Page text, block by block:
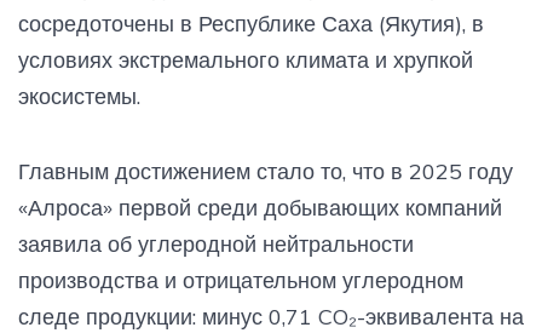
сосредоточены в Республике Саха (Якутия), в
условиях экстремального климата и хрупкой
экосистемы.
Главным достижением стало то, что в 2025 году
«Алроса» первой среди добывающих компаний
заявила об углеродной нейтральности
производства и отрицательном углеродном
следе продукции: минус 0,71 CO₂-эквивалента на